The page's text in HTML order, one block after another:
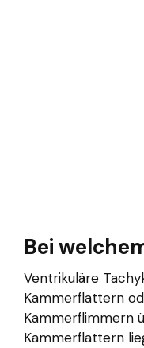
Bei
Ventrikuläre
Kammerflattern
Kammerflimmern
Kammerflattern